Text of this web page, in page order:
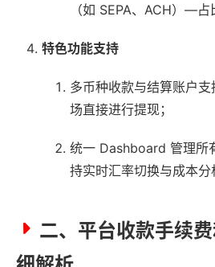
（如 SEPA、ACH）—占
特色功能支持
多币种收款与结算账户
场直接进行提现；
统一 Dashboard 管理所
持实时汇率切换与成本分
二、平台收款手续